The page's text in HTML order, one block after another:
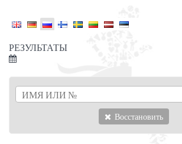
РЕЗУЛЬТАТЫ
Восстановить